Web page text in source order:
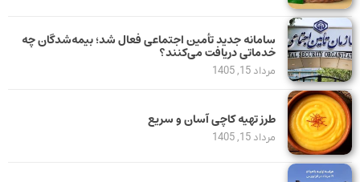
سامانه جدید تأمین اجتماعی فعال شد؛ بیمه‌شدگان چه
خدماتی دریافت می‌کنند؟
مرداد 15, 1405
طرز تهیه کاچی آسان و سریع
مرداد 15, 1405